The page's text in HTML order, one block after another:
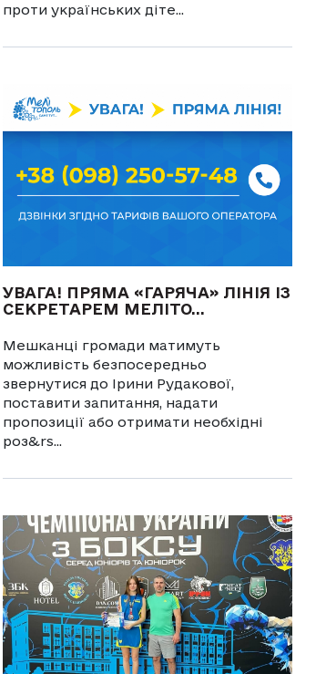
проти українських діте...
УВАГА! ПРЯМА «ГАРЯЧА» ЛІНІЯ ІЗ
СЕКРЕТАРЕМ МЕЛІТО...
Мешканці громади матимуть
можливість безпосередньо
звернутися до Ірини Рудакової,
поставити запитання, надати
пропозиції або отримати необхідні
роз&rs...